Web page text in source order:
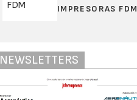
IMPRESORAS FDM
NEWSLETTERS